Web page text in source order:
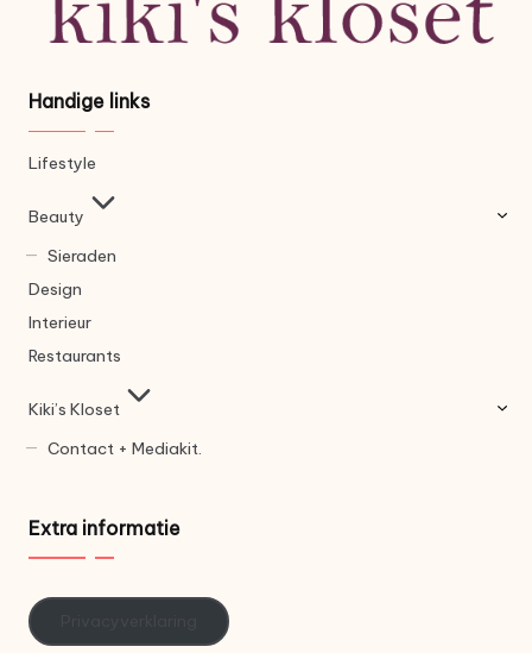
Handige links
Lifestyle
Beauty
Sieraden
Design
Interieur
Restaurants
Kiki’s Kloset
Contact + Mediakit.
Extra informatie